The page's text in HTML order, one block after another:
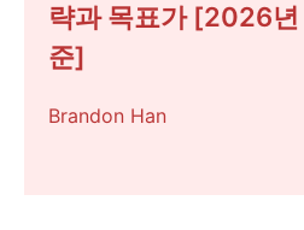
략과 목표가 [2026
준]
Brandon Han